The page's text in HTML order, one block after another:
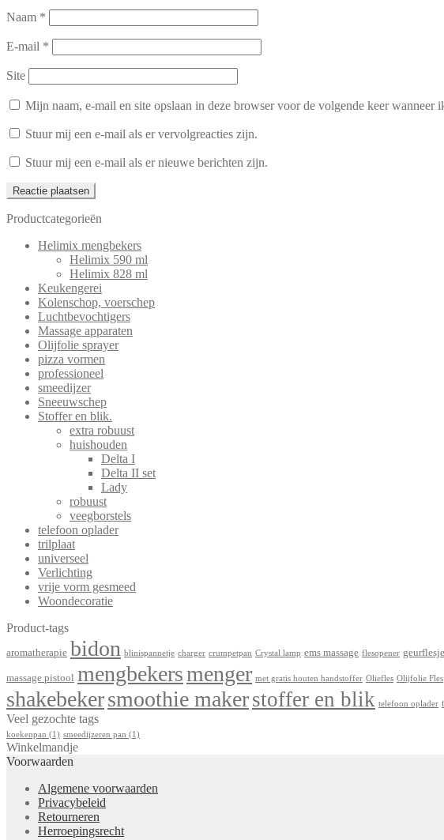
Naam *
E-mail *
Site
Mijn naam, e-mail en site opslaan in deze browser voor de volgende keer wanneer
Stuur mij een e-mail als er vervolgreacties zijn.
Stuur mij een e-mail als er nieuwe berichten zijn.
Productcategorieën
Helimix mengbekers
Helimix 590 ml
Helimix 828 ml
Keukengerei
Kolenschop, voerschep
Luchtbevochtigers
Massage apparaten
Olijfolie sprayer
pizza vormen
professioneel
smeedijzer
Sneeuwschep
Stoffer en blik.
extra robuust
huishouden
Delta I
Delta II set
Lady
robuust
veegborstels
telefoon oplader
trilplaat
universeel
Verlichting
vrije vorm gesmeed
Woondecoratie
Product-tags
aromatherapie bidon blinispannetje charger crumpetpan Crystal lamp ems massage flesopener
massage pistool mengbekersmenger met gratis houten handstoffer Oliefles Olijfolie Fles
shakebekersmoothie makerstoffer en blik telefoon oplader
Veel gezochte tags
koekenpan (1) smeedijzeren pan (1)
Winkelmandje
Voorwaarden
Algemene voorwaarden
Privacybeleid
Retourneren
Herroepingsrecht